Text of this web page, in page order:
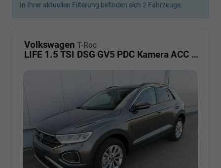
In Ihrer aktuellen Filterung befinden sich 2 Fahrzeuge:
Volkswagen T-Roc
LIFE 1.5 TSI DSG GV5 PDC Kamera ACC LED Sunset